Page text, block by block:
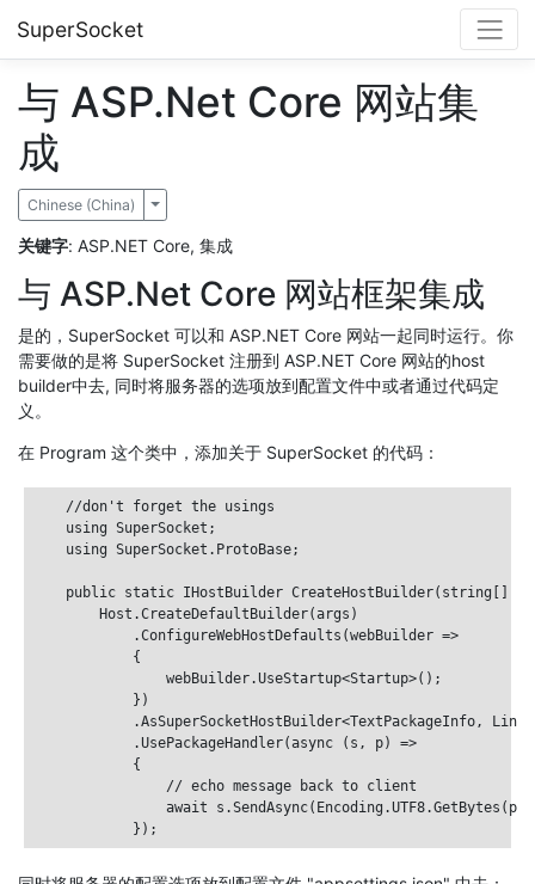
SuperSocket
与 ASP.Net Core 网站集
成
Chinese (China) Toggle Dropdown
关键字: ASP.NET Core, 集成
与 ASP.Net Core 网站框架集成
是的，SuperSocket 可以和 ASP.NET Core 网站一起同时运行。你
需要做的是将 SuperSocket 注册到 ASP.NET Core 网站的host
builder中去, 同时将服务器的选项放到配置文件中或者通过代码定
义。
在 Program 这个类中，添加关于 SuperSocket 的代码：
    //don't forget the usings
    using SuperSocket;
    using SuperSocket.ProtoBase;
public static IHostBuilder CreateHostBuilder(string[]
        Host.CreateDefaultBuilder(args)
            .ConfigureWebHostDefaults(webBuilder =>
            {
                webBuilder.UseStartup<Startup>();
            })
.AsSuperSocketHostBuilder<TextPackageInfo,
            .UsePackageHandler(async (s, p) =>
            {
                // echo message back to client
await